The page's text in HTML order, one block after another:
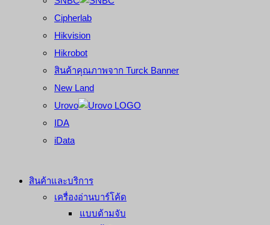
Cipherlab
Hikvision
Hikrobot
สินค้าคุณภาพจาก Turck Banner
New Land
Urovo
IDA
iData
สินค้าและบริการ
เครื่องอ่านบาร์โค้ด
แบบด้ามจับ